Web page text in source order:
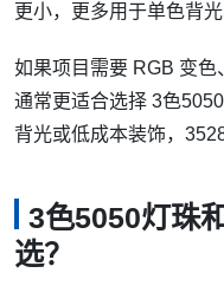
更小，更多用于单色背
如果项目需要 RGB 变色
通常更适合选择 3色
背光或低成本装饰，
3色5050灯珠
选？